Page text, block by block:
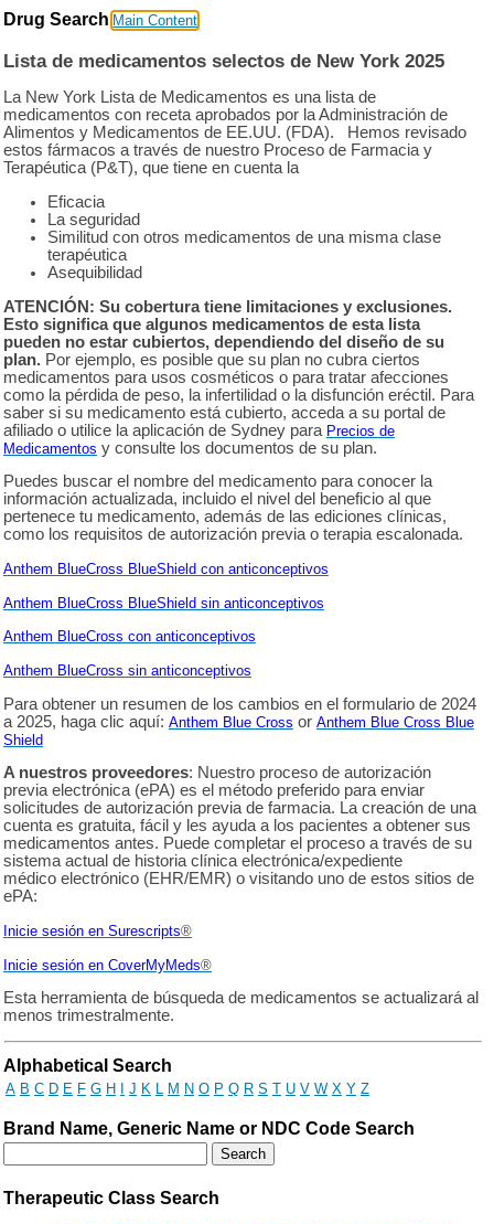
Drug Search Main Content
Lista de medicamentos selectos de New York 2025
La New York Lista de Medicamentos es una lista de
medicamentos con receta aprobados por la Administración de
Alimentos y Medicamentos de EE.UU. (FDA). Hemos revisado
estos fármacos a través de nuestro Proceso de Farmacia y
Terapéutica (P&T), que tiene en cuenta la
Eficacia
La seguridad
Similitud con otros medicamentos de una misma clase
terapéutica
Asequibilidad
ATENCIÓN: Su cobertura tiene limitaciones y exclusiones.
Esto significa que algunos medicamentos de esta lista
pueden no estar cubiertos, dependiendo del diseño de su
plan.Por ejemplo, es posible que su plan no cubra ciertos
medicamentos para usos cosméticos o para tratar afecciones
como la pérdida de peso, la infertilidad o la disfunción eréctil. Para
saber si su medicamento está cubierto, acceda a su portal de
afiliado o utilice la aplicación de Sydney para Precios de
Medicamentos y consulte los documentos de su plan.
Puedes buscar el nombre del medicamento para conocer la
información actualizada, incluido el nivel del beneficio al que
pertenece tu medicamento, además de las ediciones clínicas,
como los requisitos de autorización previa o terapia escalonada.
Anthem BlueCross BlueShield con anticonceptivos
Anthem BlueCross BlueShield sin anticonceptivos
Anthem BlueCross con anticonceptivos
Anthem BlueCross sin anticonceptivos
Para obtener un resumen de los cambios en el formulario de 2024
a 2025, haga clic aquí: Anthem Blue Cross or Anthem Blue Cross Blue
Shield
A nuestros proveedores: Nuestro proceso de autorización
previa electrónica (ePA) es el método preferido para enviar
solicitudes de autorización previa de farmacia. La creación de una
cuenta es gratuita, fácil y les ayuda a los pacientes a obtener sus
medicamentos antes. Puede completar el proceso a través de su
sistema actual de historia cl ínica electrónica/expediente
médico electrónico (EHR/EMR) o visitando uno de estos sitios de
ePA:
Inicie sesión en Surescripts®
Inicie sesión en CoverMyMeds®
Esta herramienta de búsqueda de medicamentos se actualizará al
menos trimestralmente.
Drug Search Main Content
Alphabetical Search
A B C D E F G H I J K L M N O P Q R S T U V W X Y Z
Brand Name, Generic Name or NDC Code Search
Therapeutic Class Search